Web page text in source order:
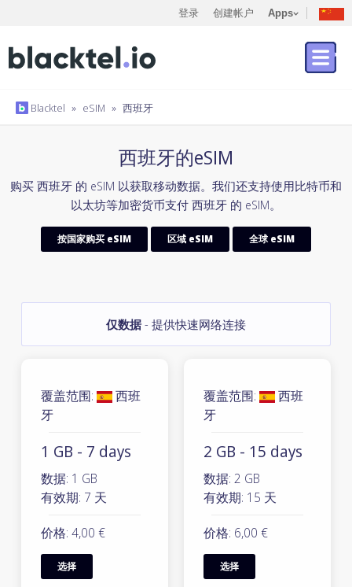
登录 创建帐户 Apps
Blacktel » eSIM » 西班牙
西班牙的eSIM
购买 西班牙 的 eSIM 以获取移动数据。我们还支持使用比特币和
以太坊等加密货币支付 西班牙 的 eSIM。
按国家购买 eSIM 区域 eSIM 全球 eSIM
仅数据 - 提供快速网络连接
覆盖范围:
西班
牙
1 GB - 7 days
数据: 1 GB
有效期: 7 天
价格: 4,00 €
选择
覆盖范围:
西班
牙
2 GB - 15 days
数据: 2 GB
有效期: 15 天
价格: 6,00 €
选择